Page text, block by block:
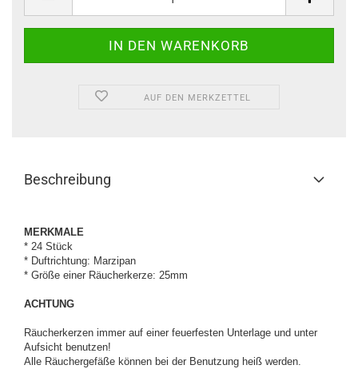
AUF DEN MERKZETTEL
Beschreibung
MERKMALE
* 24 Stück
* Duftrichtung: Marzipan
* Größe einer Räucherkerze: 25mm
ACHTUNG
Räucherkerzen immer auf einer feuerfesten Unterlage und unter
Aufsicht benutzen!
Alle Räuchergefäße können bei der Benutzung heiß werden.